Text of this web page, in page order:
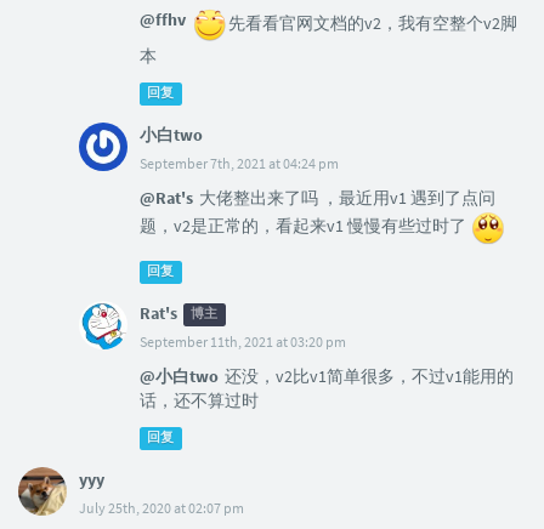
@ffhv
先看看官网文档的v2，我有空整个v2脚
本
回复
小白two
September 7th, 2021 at 04:24 pm
@Rat's 大佬整出来了吗 ，最近用v1 遇到了点问
题，v2是正常的，看起来v1 慢慢有些过时了
回复
Rat's 博主
September 11th, 2021 at 03:20 pm
@小白two 还没，v2比v1简单很多，不过v1能用的
话，还不算过时
回复
yyy
July 25th, 2020 at 02:07 pm